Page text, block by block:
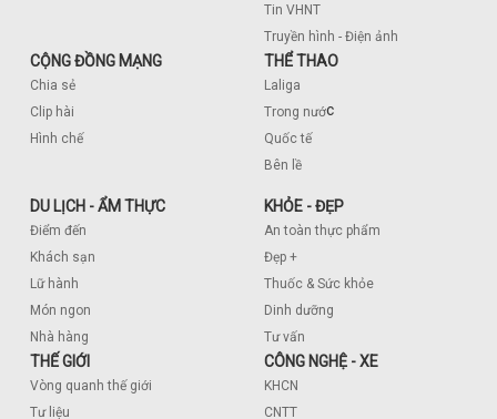
Tin VHNT
Truyền hình - Điện ảnh
CỘNG ĐỒNG MẠNG
Chia sẻ
Clip hài
Hình chế
THỂ THAO
Laliga
Trong nước
Quốc tế
Bên lề
DU LỊCH - ẨM THỰC
Điểm đến
Khách sạn
Lữ hành
Món ngon
Nhà hàng
KHỎE - ĐẸP
An toàn thực phẩm
Đẹp +
Thuốc & Sức khỏe
Dinh dưỡng
Tư vấn
THẾ GIỚI
Vòng quanh thế giới
Tư liệu
CÔNG NGHỆ - XE
KHCN
CNTT